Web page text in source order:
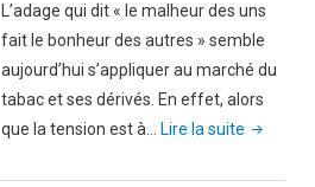
L’adage qui dit « le malheur des uns
fait le bonheur des autres » semble
aujourd’hui s’appliquer au marché du
tabac et ses dérivés. En effet, alors
que la tension est à…
Lire la suite "Prix